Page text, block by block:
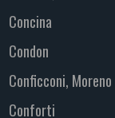
Concina
Condon
Conficconi, Moreno
Conforti